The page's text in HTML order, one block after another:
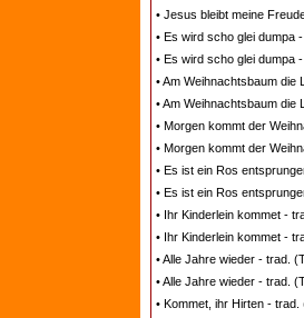
• Jesus bleibt meine
• Es wird scho glei dumpa
• Es wird scho glei dumpa
• Am Weihnachtsbaum
• Am Weihnachtsbaum
• Morgen kommt der
• Morgen kommt der
• Es ist ein Ros
• Es ist ein Ros
• Ihr Kinderlein kommet -
• Ihr Kinderlein kommet -
• Alle Jahre wieder - trad.
• Alle Jahre wieder - trad.
• Kommet, ihr Hirten -